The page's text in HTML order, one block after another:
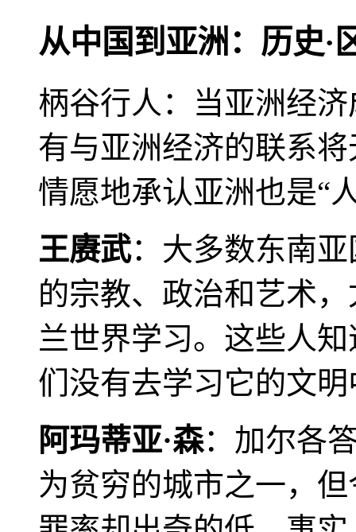
从中国到亚洲：历史·
柄谷行人：当亚洲经
有与亚洲经济的联系
情愿地承认亚洲也是“
王赓武：大多数东南
的宗教、政治和艺术
兰世界学习。这些人
们没有去学习它的文
阿玛蒂亚·森：加尔各
为贫穷的城市之一，